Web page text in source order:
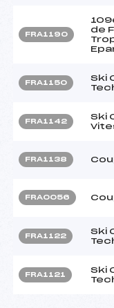
FRA1190
de
FRA1150
Ski
FRA1142
Ski
FRA1138
FRA0056
FRA1122
Ski
FRA1121
Ski